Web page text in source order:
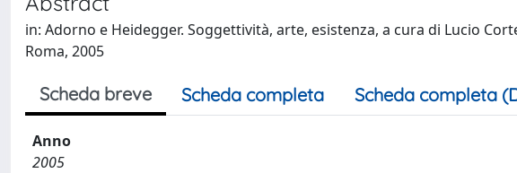
in: Adorno e Heidegger. Soggettività, arte, esistenza, a cura di Lucio
Roma, 2005
Scheda breve Scheda completa Scheda completa
Anno
2005